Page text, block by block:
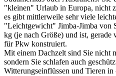
"kleinen" Urlaub in Europa, nicht
es gibt mittlerweile sehr viele
"Leichtgewicht" Jimba-Jimba von
kg (je nach Größe) und ist, gerade
für Pkw konstruiert.
Mit einem Dachzelt sind Sie nicht
sondern Sie schlafen auch
Witterungseinflüssen und Tieren in